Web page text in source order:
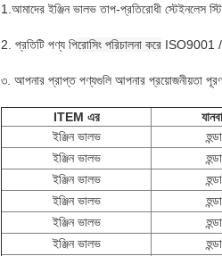
1.আমাদের ইঞ্জিন ভালভ তাপ-প্রতিরোধী স্টেইনলেস
2. প্রতিটি পণ্য পিরোসিং পরিচালনা করে ISO9001 /
৩. আপনার প্রাপ্ত পণ্যগুলি আপনার প্রয়োজনীয়তা পূরণ
ITEM এর
ইঞ্জিন ভালভ
ইঞ্জিন ভালভ
ইঞ্জিন ভালভ
ইঞ্জিন ভালভ
ইঞ্জিন ভালভ
ইঞ্জিন ভালভ